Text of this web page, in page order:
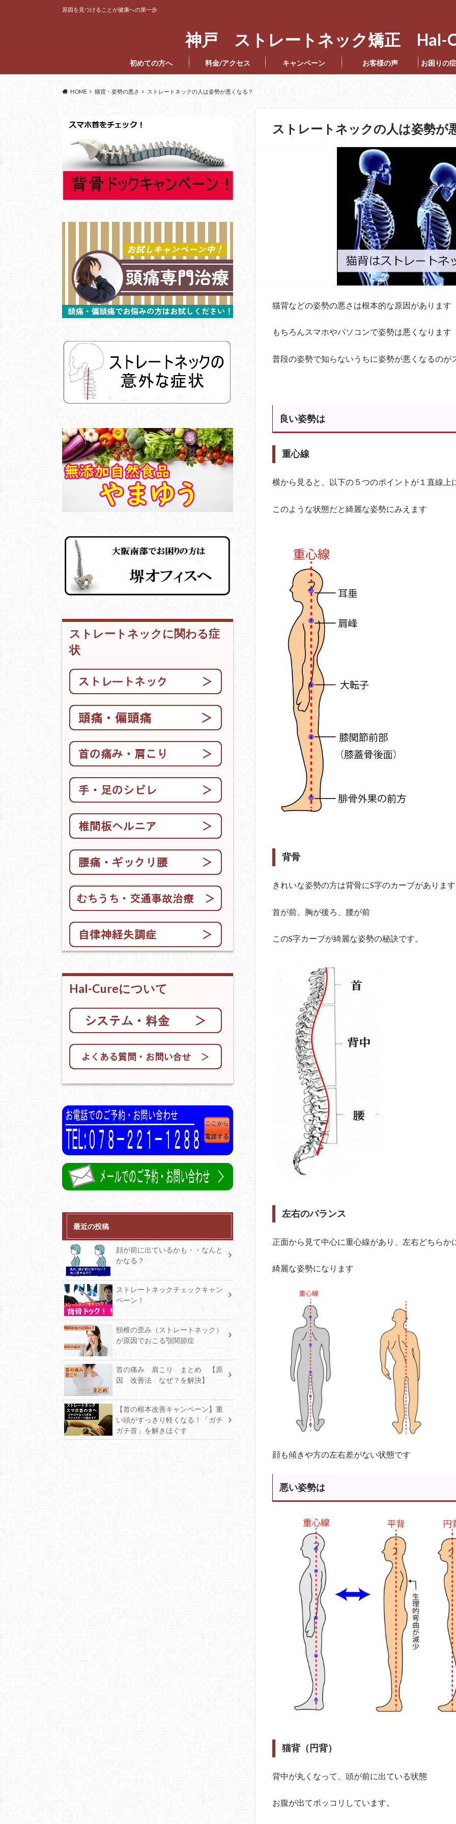
神戸 ストレートネック矯正
原因を見つけることが健康への第一歩
初めての方へ 料金/アクセス キャンペーン お客様の声 お困りの
HOME 猫背・姿勢の悪さ ストレートネックの人は姿勢が悪くなる？
ストレートネックの人は姿勢が
猫背などの姿勢の悪さは根本的な原因があります
もちろんスマホやパソコンで姿勢は悪くなります
普段の姿勢で知らないうちに姿勢が悪くなるのが
良い姿勢は
重心線
横から見ると、以下の５つのポイントが１直線上
このような状態だと綺麗な姿勢にみえます
背骨
きれいな姿勢の方は背骨にS字のカーブがありま
首が前、胸が後ろ、腰が前
このS字カーブが綺麗な姿勢の秘訣です。
左右のバランス
正面から見て中心に重心線があり、左右どちら
綺麗な姿勢になります
顔も傾きや方の左右差がない状態です
悪い姿勢は
猫背（円背）
背中が丸くなって、頭が前に出ている状態
お腹が出てポッコリしています。
ストレートネックに関わる症
状
Hal-Cureについて
最近の投稿
顔が前に出ているかも・・なんと
かなる？
ストレートネックチェックキャン
ペーン！
頸椎の歪み（ストレートネック）
が原因でおこる顎関節症
首の痛み 肩こり まとめ 【原
因 改善法 なぜ？を解決】
【首の根本改善キャンペーン】重
い頭がすっきり軽くなる！「ガチ
ガチ首」を解きほぐす